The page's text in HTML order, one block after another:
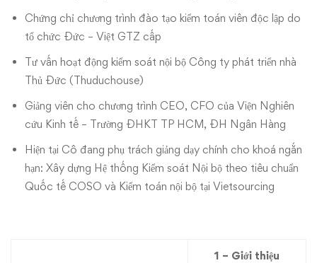
Chứng chỉ chương trình đào tạo kiểm toán viên độc lập do
tổ chức Đức – Việt GTZ cấp
Tư vấn hoạt động kiểm soát nội bộ Công ty phát triển nhà
Thủ Đức (Thuduchouse)
Giảng viên cho chương trình CEO, CFO của Viện Nghiên
cứu Kinh tế – Trường ĐHKT TP HCM, ĐH Ngân Hàng
Hiện tại Cô đang phụ trách giảng dạy chính cho khoá ngắn
hạn: Xây dựng Hệ thống Kiểm soát Nội bộ theo tiêu chuẩn
Quốc tế COSO và Kiểm toán nội bộ tại Vietsourcing
1 – Giới thiệu